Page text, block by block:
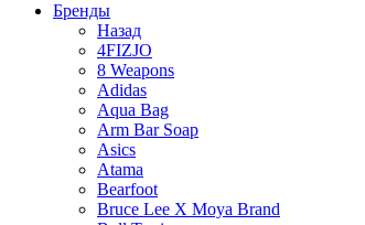
Бренды
Назад
4FIZJO
8 Weapons
Adidas
Aqua Bag
Arm Bar Soap
Asics
Atama
Bearfoot
Bruce Lee X Moya Brand